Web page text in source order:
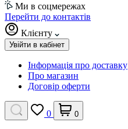
Ми в соцмережах
Перейти до контактів
Клієнту
Увійти в кабінет
Інформація про доставку
Про магазин
Договір оферти
0 0